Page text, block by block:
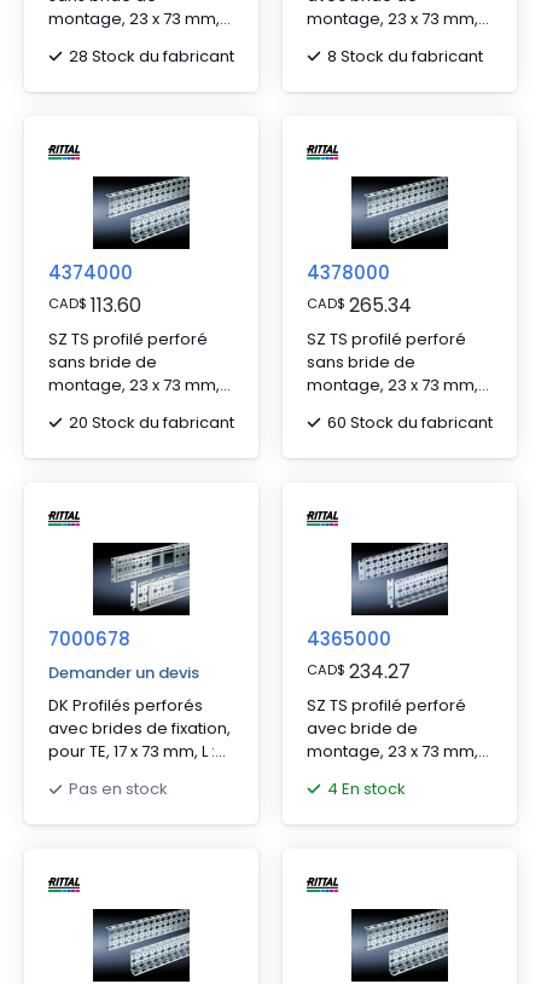
montage, 23 x 73 mm,
800 mm, L : 695 mm
28 Stock du fabricant
montage, 23 x 73 mm,
montage intérieur : L/D :
500 mm
8 Stock du fabricant
4374000
CAD$ 113.60
SZ TS profilé perforé
sans bride de
montage, 23 x 73 mm,
400 mm, L : 295 mm
20 Stock du fabricant
4378000
CAD$ 265.34
SZ TS profilé perforé
sans bride de
montage, 23 x 73 mm,
1200 mm, L : 1095 mm
60 Stock du fabricant
7000678
Demander un devis
DK Profilés perforés
avec brides de fixation,
pour TE, 17 x 73 mm, L :
Pas en stock
4365000
CAD$ 234.27
SZ TS profilé perforé
avec bride de
montage, 23 x 73 mm,
800 mm
4 En stock